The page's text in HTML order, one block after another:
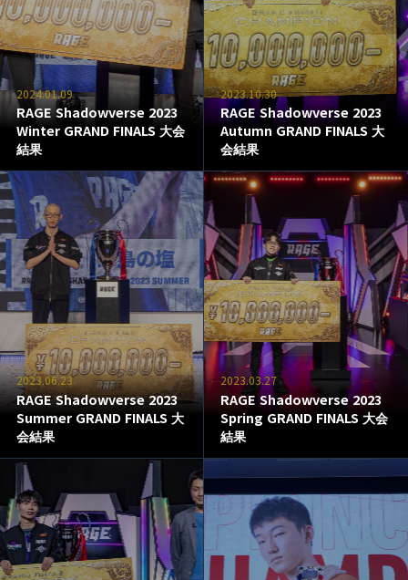
2024.01.09
RAGE Shadowverse 2023
Winter GRAND FINALS 大会
結果
2023.10.30
RAGE Shadowverse 2023
Autumn GRAND FINALS 大
会結果
2023.06.23
RAGE Shadowverse 2023
Summer GRAND FINALS 大
会結果
2023.03.27
RAGE Shadowverse 2023
Spring GRAND FINALS 大会
結果